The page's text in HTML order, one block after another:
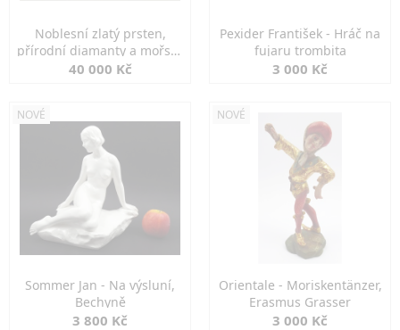
Noblesní zlatý prsten,
přírodní diamanty a mořské
perly
40 000 Kč
Pexider František - Hráč na
fujaru trombita
3 000 Kč
NOVÉ
Sommer Jan - Na výsluní,
Bechyně
3 800 Kč
NOVÉ
Orientale - Moriskentänzer,
Erasmus Grasser
3 000 Kč